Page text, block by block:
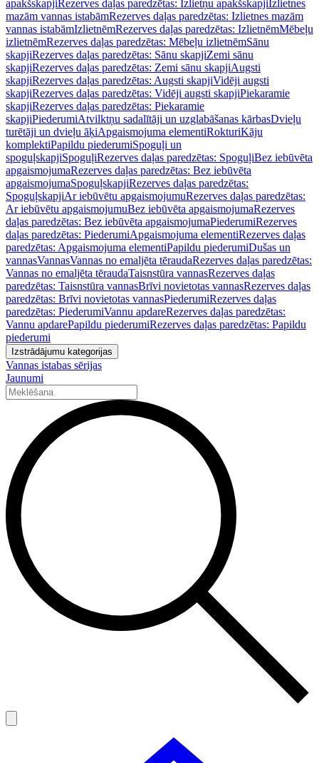
apakšskapjiRezerves daļas paredzētas: Izlietņu apakšskapjiIzlietnes
mazām vannas istabāmRezerves daļas paredzētas: Izlietnes mazām
vannas istabāmIzlietnēmRezerves daļas paredzētas: IzlietnēmMēbeļu
izlietnēmRezerves daļas paredzētas: Mēbeļu izlietnēmSānu
skapjiRezerves daļas paredzētas: Sānu skapjiZemi sānu
skapjiRezerves daļas paredzētas: Zemi sānu skapjiAugsti
skapjiRezerves daļas paredzētas: Augsti skapjiVidēji augsti
skapjiRezerves daļas paredzētas: Vidēji augsti skapjiPiekaramie
skapjiRezerves daļas paredzētas: Piekaramie
skapjiPiederumiAtvilktņu sadalītāji un uzglabāšanas kārbasDvieļu
turētāji un dvieļu āķiApgaismojuma elementiRokturiKāju
komplektiPapildu piederumiSpoguļi un
spoguļskapjiSpoguļiRezerves daļas paredzētas: SpoguļiBez iebūvēta
apgaismojumaRezerves daļas paredzētas: Bez iebūvēta
apgaismojumaSpoguļskapjiRezerves daļas paredzētas:
SpoguļskapjiAr iebūvētu apgaismojumuRezerves daļas paredzētas:
Ar iebūvētu apgaismojumuBez iebūvēta apgaismojumaRezerves
daļas paredzētas: Bez iebūvēta apgaismojumaPiederumiRezerves
daļas paredzētas: PiederumiApgaismojuma elementiRezerves daļas
paredzētas: Apgaismojuma elementiPapildu piederumiDušas un
vannasVannasVannas no emaljēta tēraudaRezerves daļas paredzētas:
Vannas no emaljēta tēraudaTaisnstūra vannasRezerves daļas
paredzētas: Taisnstūra vannasBrīvi novietotas vannasRezerves daļas
paredzētas: Brīvi novietotas vannasPiederumiRezerves daļas
paredzētas: PiederumiVannu apdareRezerves daļas paredzētas:
Vannu apdarePapildu piederumiRezerves daļas paredzētas: Papildu
piederumi
Izstrādājumu kategorijas
Vannas istabas sērijas
Jaunumi